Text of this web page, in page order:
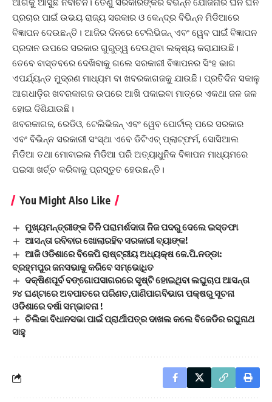
ପ୍ରଚାର ପାଇଁ ଉଭୟ ରାଜ୍ୟ ସରକାର ଓ କେନ୍ଦ୍ର ବିଭିନ୍ନ ମିଡିଆରେ
ବିଜ୍ଞାପନ ଦେଉଛନ୍ତି। ଆଜିର ଦିନରେ ଟେଲିଭିଜନ୍ ଏବଂ ୱେବ ପାଇଁ ବିଜ୍ଞାପନ
ପ୍ରଦାନ ଉପରେ ସରକାର ଗୁରୁତ୍ୱ ଦେଉଥିବା ଲକ୍ଷ୍ୟ କରାଯାଉଛି।
ତେବେ ବାସ୍ତବରେ ଦେଖିବାକୁ ଗଲେ ସରକାରୀ ବିଜ୍ଞାପନର ସିଂହ ଭାଗ
ଏପର୍ଯ୍ୟନ୍ତ ମୁଦ୍ରଣ ମାଧ୍ୟମ ବା ଖବରକାଗଜକୁ ଯାଉଛି। ପ୍ରତିଦିନ ସକାଳୁ
ଆଗଧାଡ଼ିର ଖବରକାଗଜ ଉପରେ ଆଖି ପକାଇବା ମାତ୍ରେ ଏକଥା ଜଳ ଜଳ
ହୋଇ ଦିଶିଯାଉଛି।
ଖବରକାଗଜ, ରେଡିଓ, ଟେଲିଭିଜନ୍ ଏବଂ ୱେବ ପୋର୍ଟାଲ୍ ପରେ ସରକାର
ଏବଂ ବିଭିନ୍ନ ସରକାରୀ ସଂସ୍ଥା ଏବେ ଡିଟିଏଚ୍ ପ୍ଲାଟ୍‌ଫର୍ମ, ସୋସିଆଲ
ମିଡିଆ ତଥା ମୋବାଇଲ ମିଡିଆ ପରି ଅତ୍ୟାଧୁନିକ ବିଜ୍ଞାପନ ମାଧ୍ୟମରେ
ପଇସା ଖର୍ଚ୍ଚ କରିବାକୁ ପ୍ରସ୍ତୁତ ହେଉଛନ୍ତି।
You Might Also Like
ମୁଖ୍ୟମନ୍ତ୍ରୀଙ୍କ ତିନି ପରାମର୍ଶଦାତା ନିଜ ପଦରୁ ଦେଲେ ଇସ୍ତଫା
ଆସନ୍ତା ରବିବାର ଖୋଲାରହିବ ସରକାରୀ ବ୍ୟାଙ୍କ!
ଆଜି ଓଡିଶାରେ ବିଜେପି ରାଷ୍ଟ୍ରୀୟ ଅଧ୍ୟକ୍ଷ ଜେ.ପି.ନଡ୍ଡା:
ବ୍ରହ୍ମପୁର ଜନସଭାକୁ କରିବେ ସମ୍ଭୋଧିତ
ଦକ୍ଷିଣପୂର୍ବ ବଙ୍ଗୋପସାଗରରେ ସୃଷ୍ଟି ହୋଇଥିବା ଲଘୁଚାପ ଆସନ୍ତା
୨୪ ଘଣ୍ଟାରେ ଅବପାତରେ ପରିଣତ,ପାଣିପାଗବିଭାଗ ପକ୍ଷରୁ ସୂଚନା
ଓଡିଶାରେ ବର୍ଷା ସମ୍ଭାବନା !
ଚିଲିକା ବିଧାନସଭା ପାଇଁ ପ୍ରାର୍ଥୀପତ୍ର ଦାଖଲ କଲେ ବିଜେଡିର ରଘୁନାଥ
ସାହୁ